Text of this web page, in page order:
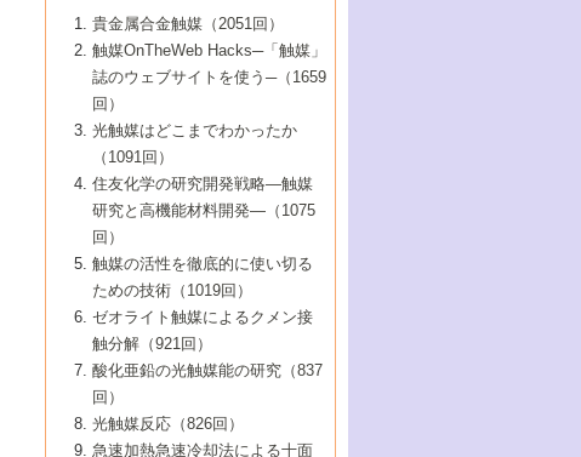
8号 高機能化ポリオレフィンに向けた重合
触媒の最近の進展
7号 持続可能社会実現のための触媒および
触媒関連技術
5号 若手会員による触媒研究の未来展望1：
企業編
6号 第102回触媒討論会
7号 触媒・化学反応における計算化学の進
8号 若手研究者による触媒研究の未来展望
2：大学・研究所編
5号 こんな物質，あんな物質―新たな触媒
の可能性―
7号 『結晶の化学』を活かした触媒研究
8号 イオン液体の応用
5号 水素製造・貯蔵のための触媒技術の新
しい展開
6号 第98回触媒討論会
7号 基礎化学品製造の触媒技術
8号 多機能型リアクター
4号 水分解用光触媒材料
5号 時間分解分光の進歩と応用
6号 第96回触媒討論会
8号 超臨界流体を用いた化学プロセスの新
2号 第93回触媒討論会
3号 特殊エネルギー場の触媒反応
4号 生体内における金属の触媒作用
5号 ファインケミカルズの展開に寄与する
6号 第94回触媒討論会
7号 サブナノレベルでみた新しい表面現象
8号 オレフィン重合触媒の新たな展
1号 なぜこの触媒が良いのか？
2号 第91回触媒討論会
3号 最近の自動車排ガス処理技術
4号 触媒研究の現状と将来─第90回触媒討論
5号 基礎化学品製造の触媒技術
6号 第92回触媒討論会
7号 基礎化学品製造の触媒技術
8号 資源の循環と触媒技術
▼44巻（2002年）
1号 高次制御された触媒の化学
2号 第89回触媒討論会
3号 触媒を利用した電気化学の新展開
4号 ナノ材料の調製と機能化
5号 こんな触媒が欲しい
6号 第90回触媒討論会
7号 触媒研究と学術雑誌/情報
8号 若い世代からみた触媒化学の現状と未
▼43巻（2001年）
1号 グリーンケミストリーと触媒
2号 第87回触媒討論会特集号
3号 生体触媒とバイオプロセス
4号 水素製造・利用の触媒化学
5号 触媒研究における新しい切り口：コン
ビナトリアルケミストリー
6号 第88回触媒討論会特集号
7号 企業における触媒研究のブレークスル
8号 この材料を触媒として使ってみません
▼42巻（2000年）
1号 触媒反応工学の明日を拓く
2号 第85回触媒討論会
3号 反応ダイナミクス
5号 触媒のおもしろさをどのように伝える
6号 第86回触媒討論会
7号 水素化精製触媒の新しい展開
8号 新しい反応性と機能性を目指した金属
クラスタ-化学
▼41巻（1999年）
1号 孔、穴、あな?-特異な空間とその利用-
2号 第83回触媒討論会
3号 均一系触媒反応最前線
4号 実用炭素材料の新展開
5号 研究の方法論を考える
7号 機能性金属材料と触媒
8号 触媒研究へのNMRの応用と展望
▼40巻（1998年）
進展と21世紀への提言/創立40周年記念・触
媒学会この10年の歩みとこれから/創立40周
2号 第81回触媒討論会
3号 計算機触媒化学へのさそい
4号 触媒劣化の制御と予測
5号 最新の実用プロセスと触媒
6号 第82回触媒討論会
1号 均一系と不均一系触媒反応-その特徴と
接点
2号 第79回触媒討論会
3号 最新NO除去触媒の実用化研究
4号 新しい反応場を目指した触媒調製
5号 反応・分離技術の新しい展開
6号 第80回触媒討論会
▼38巻（1996年）
1号 触媒の構造と触媒作用/C1化学を中心と
する21世紀への触媒
3号 オリンピックメダル:金・銀・銅はどん
な触媒作用を示すか
4号 触媒作用における機能の複合化
▼37巻（1995年）
1号 ファインケミカルズと固体触媒
2号 第75回触媒討論会
3号 希土類を利用した触媒
4号 触媒とリサイクル
5号 エネルギー変換触媒
▼36巻（1994年）
1号 電気化学と触媒
2号 第73回触媒討論会
3号 C4化学の展開
4号 《通常号》
▼35巻（1993年）
1号 工業触媒開発マニュアル―探索から工
業化まで
2号 第71回触媒討論会
▼34巻（1992年）
1号 インパクトを与えたこの研究
2号 第69回触媒討論会
▼33巻（1991年）
1号 触媒プロセス開発マニュアル―探索か
▼32巻（1990年）
貴金属合金触媒（2051回）
触媒OnTheWeb Hacks─「触媒」
誌のウェブサイトを使う─（1659
回）
光触媒はどこまでわかったか
（1091回）
住友化学の研究開発戦略―触媒
研究と高機能材料開発―（1075
回）
触媒の活性を徹底的に使い切る
ための技術（1019回）
ゼオライト触媒によるクメン接
触分解（921回）
酸化亜鉛の光触媒能の研究（837
回）
光触媒反応（826回）
急速加熱急速冷却法による十面